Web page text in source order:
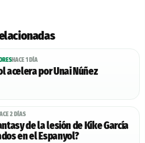
HACE 1 DÍA
acelera por Unai Núñez
2 DÍAS
de la lesión de Kike García
en el Espanyol?